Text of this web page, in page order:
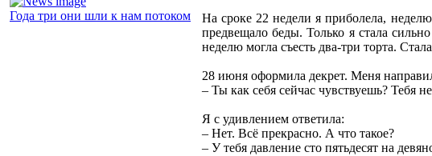
Года три они шли к нам потоком
На сроке 22 недели я приболела,
предвещало беды. Только я стала
неделю могла съесть два-три торта.
28 июня оформила декрет. Меня
– Ты как себя сейчас чувствуешь? Тебя
Я с удивлением ответила:
– Нет. Всё прекрасно. А что такое?
– У тебя давление сто пятьдесят на